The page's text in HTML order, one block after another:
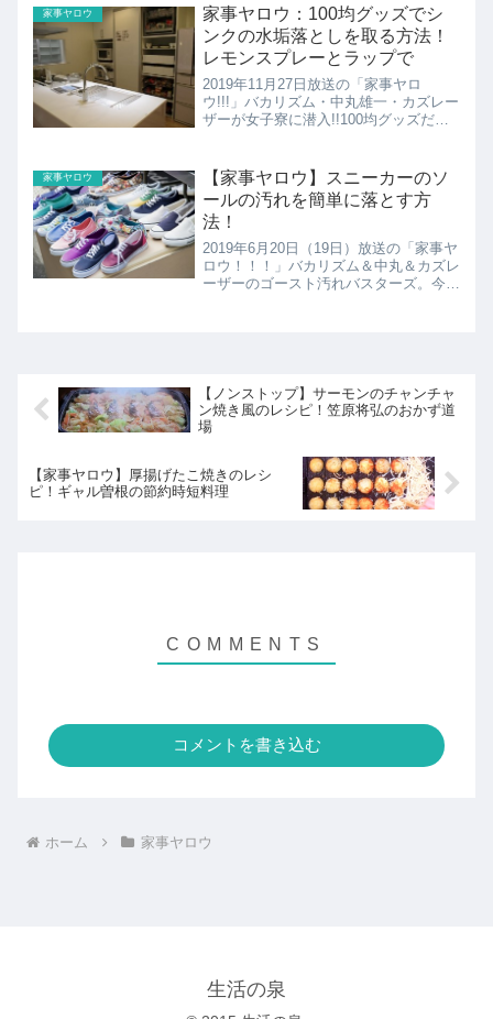
家事ヤロウ
家事ヤロウ：100均グッズでシ
ンクの水垢落としを取る方法！
レモンスプレーとラップで
2019年11月27日放送の「家事ヤロ
ウ!!!」バカリズム・中丸雄一・カズレー
ザーが女子寮に潜入!!100均グッズだけ
ちの家事のお悩みを解決します。ここで
は100均グ...
家事ヤロウ
【家事ヤロウ】スニーカーのソ
ールの汚れを簡単に落とす方
法！
2019年6月20日（19日）放送の「家事ヤ
ロウ！！！」バカリズム＆中丸＆カズレ
ーザーのゴースト汚れバスターズ。今回
【ノンストップ】サーモンのチャンチャ
ン焼き風のレシピ！笠原将弘のおかず道
場
【家事ヤロウ】厚揚げたこ焼きのレシ
ピ！ギャル曽根の節約時短料理
コメントを書き込む
ホーム 家事ヤロウ
生活の泉